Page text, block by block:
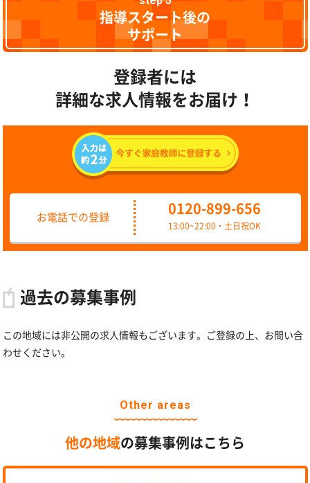
指導スタート後の
サポート
登録者には
詳細な求人情報をお届け！
お電話での登録
0120-899-656
13:00~22:00・土日祝OK
過去の募集事例
この地域には非公開の求人情報もございます。ご登録の上、お問い合
わせください。
Other areas
他の地域の募集事例はこちら